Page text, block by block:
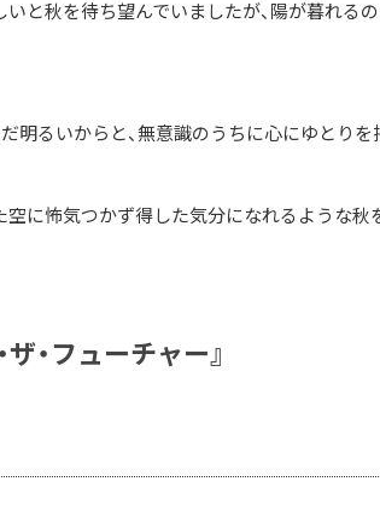
と秋を待ち望んでいましたが、陽が暮れる
明るいからと、無意識のうちに心にゆとりを
空に怖気つかず得した気分になれるような秋
・フューチャー』